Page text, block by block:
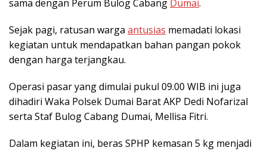
sama dengan Perum Bulog Cabang Dumai.
Sejak pagi, ratusan warga antusias memadati lokasi
kegiatan untuk mendapatkan bahan pangan pokok
dengan harga terjangkau.
Operasi pasar yang dimulai pukul 09.00 WIB ini juga
dihadiri Waka Polsek Dumai Barat AKP Dedi Nofarizal
serta Staf Bulog Cabang Dumai, Mellisa Fitri.
Dalam kegiatan ini, beras SPHP kemasan 5 kg menjadi